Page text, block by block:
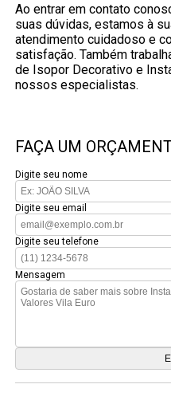
Ao entrar em contato
suas dúvidas, estamos à
atendimento cuidadoso e
satisfação. Também
de Isopor Decorativo e
nossos especialistas.
FAÇA UM
Digite seu nome
Digite seu email
Digite seu telefone
Mensagem